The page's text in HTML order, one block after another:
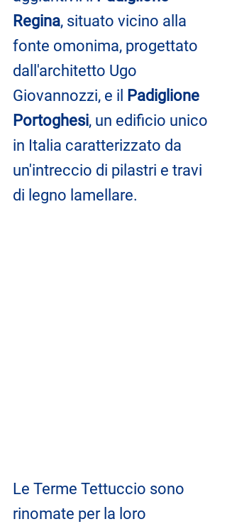
Regina, situato vicino alla
fonte omonima, progettato
dall'architetto Ugo
Giovannozzi, e il Padiglione
Portoghesi, un edificio unico
in Italia caratterizzato da
un'intreccio di pilastri e travi
di legno lamellare.
Le Terme Tettuccio sono
rinomate per la loro